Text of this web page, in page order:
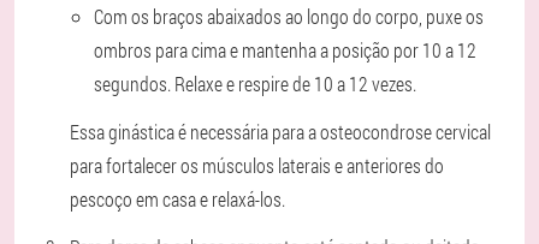
Com os braços abaixados ao longo do corpo, puxe os
ombros para cima e mantenha a posição por 10 a 12
segundos. Relaxe e respire de 10 a 12 vezes.
Essa ginástica é necessária para a osteocondrose cervical
para fortalecer os músculos laterais e anteriores do
pescoço em casa e relaxá-los.